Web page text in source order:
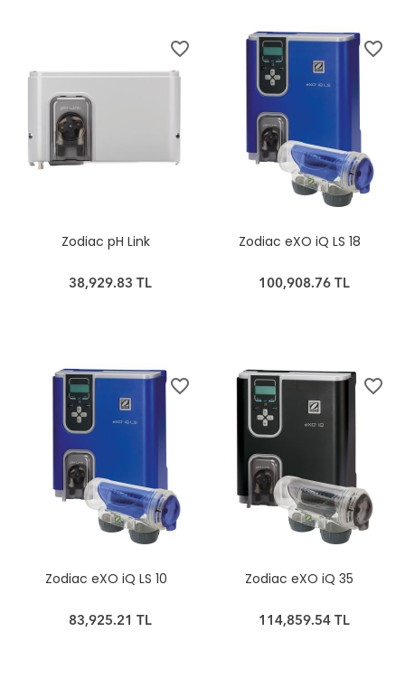
favorite_border
Zodiac pH Link
38,929.83 TL
favorite_border
Zodiac eXO iQ LS 18
100,908.76 TL
favorite_border
Zodiac eXO iQ LS 10
83,925.21 TL
favorite_border
Zodiac eXO iQ 35
114,859.54 TL